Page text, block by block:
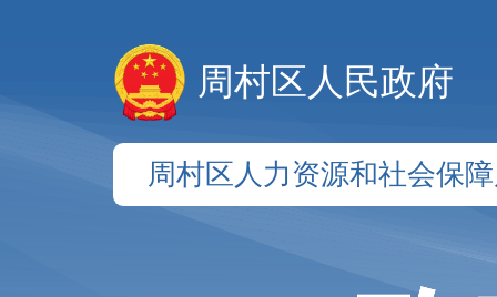
周村区人民政府
周村区人力资源和社会保